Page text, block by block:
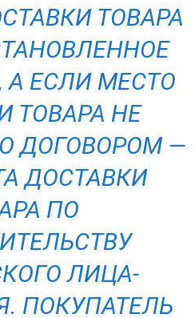
ТОВАРА
ЕСЛИ МЕСТО
ТОВАРА НЕ
ДОГОВОРОМ —
ДОСТАВКИ
ПО
ЛИЦА-
ПОКУПАТЕЛЬ